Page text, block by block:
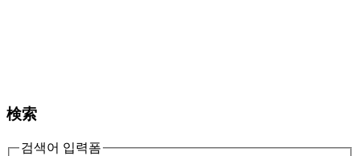
検索
검색어 입력폼